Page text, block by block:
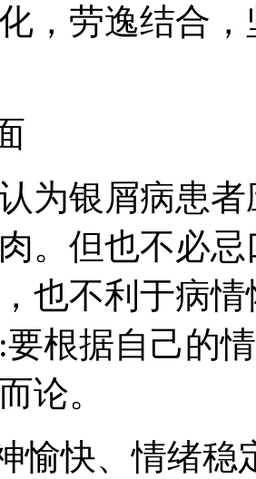
，劳逸结合
为银屑病患
。但也不必
也不利于病
根据自己的
论。
愉快、情绪